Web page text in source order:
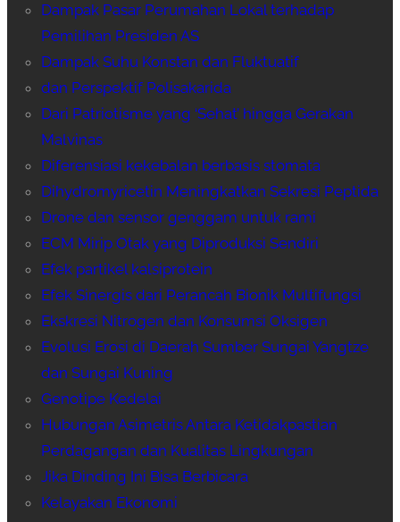
Dampak Pasar Perumahan Lokal terhadap
Pemilihan Presiden AS
Dampak Suhu Konstan dan Fluktuatif
dan Perspektif Polisakarida
Dari Patriotisme yang ‘Sehat’ hingga Gerakan
Malvinas
Diferensiasi kekebalan berbasis stomata
Dihydromyricetin Meningkatkan Sekresi Peptida
Drone dan sensor genggam untuk rami
ECM Mirip Otak yang Diproduksi Sendiri
Efek partikel kalsiprotein
Efek Sinergis dari Perancah Bionik Multifungsi
Ekskresi Nitrogen dan Konsumsi Oksigen
Evolusi Erosi di Daerah Sumber Sungai Yangtze
dan Sungai Kuning
Genotipe Kedelai
Hubungan Asimetris Antara Ketidakpastian
Perdagangan dan Kualitas Lingkungan
Jika Dinding Ini Bisa Berbicara
Kelayakan Ekonomi